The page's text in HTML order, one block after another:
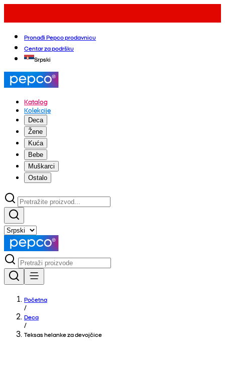
Pronađi Pepco prodavnicu
Centar za podršku
Srpski
Katalog
Kolekcije
Deca
Žene
Kuća
Bebe
Muškarci
Ostalo
Početna
/
Deca
/
Teksas helanke za devojčice